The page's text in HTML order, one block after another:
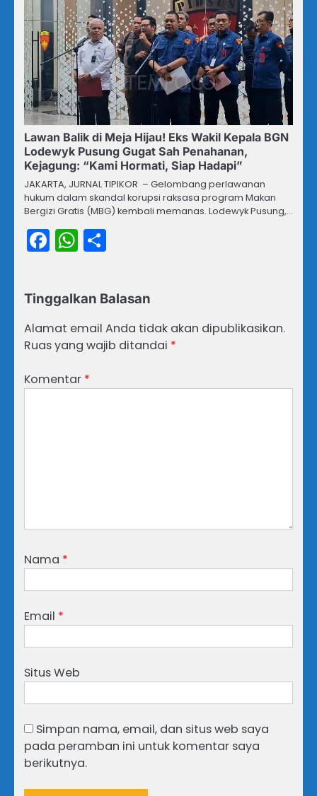
Lawan Balik di Meja Hijau! Eks Wakil Kepala BGN
Lodewyk Pusung Gugat Sah Penahanan,
Kejagung: “Kami Hormati, Siap Hadapi”
JAKARTA, JURNAL TIPIKOR – Gelombang perlawanan
hukum dalam skandal korupsi raksasa program Makan
Bergizi Gratis (MBG) kembali memanas. Lodewyk Pusung,…
Facebook
WhatsApp
Tinggalkan Balasan
Alamat email Anda tidak akan dipublikasikan.
Ruas yang wajib ditandai *
Komentar *
Nama *
Email *
Situs Web
Simpan nama, email, dan situs web saya
pada peramban ini untuk komentar saya
berikutnya.